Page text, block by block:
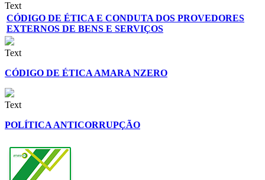
Text
CÓDIGO DE ÉTICA E CONDUTA DOS PROVEDORES
EXTERNOS DE BENS E SERVIÇOS
Text
CÓDIGO DE ÉTICA AMARA NZERO
Text
POLÍTICA ANTICORRUPÇÃO